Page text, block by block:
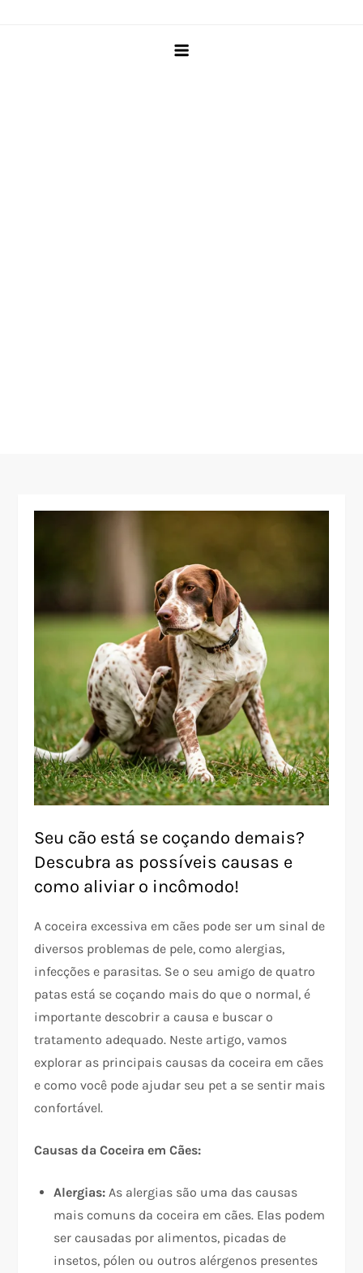
Seu cão está se coçando demais?
Descubra as possíveis causas e
como aliviar o incômodo!
A coceira excessiva em cães pode ser um sinal de
diversos problemas de pele, como alergias,
infecções e parasitas. Se o seu amigo de quatro
patas está se coçando mais do que o normal, é
importante descobrir a causa e buscar o
tratamento adequado. Neste artigo, vamos
explorar as principais causas da coceira em cães
e como você pode ajudar seu pet a se sentir mais
confortável.
Causas da Coceira em Cães:
Alergias: As alergias são uma das causas
mais comuns da coceira em cães. Elas podem
ser causadas por alimentos, picadas de
insetos, pólen ou outros alérgenos presentes